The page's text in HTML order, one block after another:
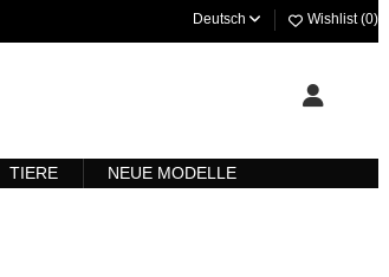
Deutsch Wishlist (0)
TIERE NEUE MODELLE